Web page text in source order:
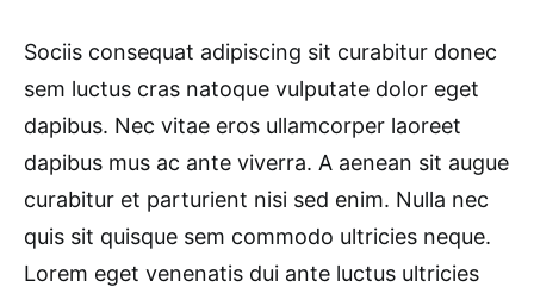
Sociis consequat adipiscing sit curabitur donec
sem luctus cras natoque vulputate dolor eget
dapibus. Nec vitae eros ullamcorper laoreet
dapibus mus ac ante viverra. A aenean sit augue
curabitur et parturient nisi sed enim. Nulla nec
quis sit quisque sem commodo ultricies neque.
Lorem eget venenatis dui ante luctus ultricies